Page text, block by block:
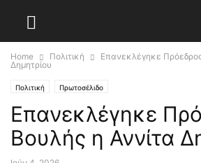
Home Πολιτική
Επανεκλέγηκε
Δημητρίου
Πολιτική Πρωτοσέλιδο
Επανεκλέγηκε
Βουλής η Αννίτα